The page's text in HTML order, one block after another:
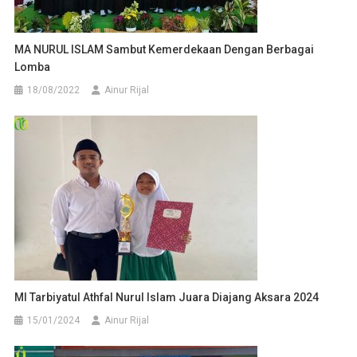
MA NURUL ISLAM Sambut Kemerdekaan Dengan Berbagai
Lomba
18/08/2022 Ainur Rijal
MI Tarbiyatul Athfal Nurul Islam Juara Diajang Aksara 2024
15/01/2024 Ainur Rijal